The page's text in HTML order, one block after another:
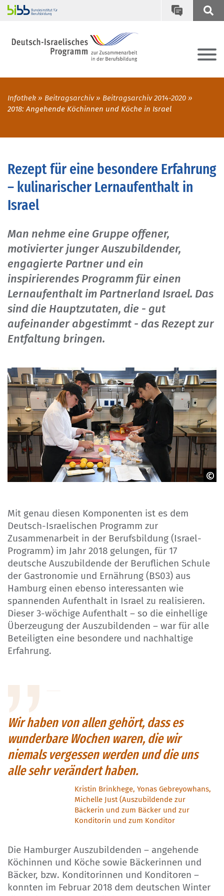
Infothek Beitragsarchiv
Beitragsarchiv 2014-2020
2018: Angehende Köchinnen und Köche in Israel
Rezept für eine besondere Erfahrung
– kulinarischer Lernaufenthalt in
Israel
Man nehme eine Gruppe offener,
motivierter junger Auszubildender,
engagierte Partner und ein
inspirierendes Programm für einen
Lernaufenthalt im Partnerland Israel. Das
sind die Hauptzutaten, die - gut
aufeinander abgestimmt - das Rezept zur
Entfaltung bringen.
Mit genau diesen Komponenten ist es dem
Deutsch-Israelischen Programm zur
Zusammenarbeit in der Berufsbildung (Israel-
Programm) im Jahr 2018 gelungen, für 17
deutsche Auszubildende der Beruflichen Schule
der Gastronomie und Ernährung (BS03) aus
Hamburg einen ebenso interessanten wie
spannenden Aufenthalt in Israel zu realisieren.
Dieser 3-wöchige Aufenthalt – so die einhellige
Überzeugung der Auszubildenden – war für alle
Beteiligten eine besondere und nachhaltige
Erfahrung.
Wir haben von allen gehört, dass es
wunderbare Wochen waren, die wir
niemals vergessen werden und die uns
alle sehr verändert haben.
Kristin Brinkhege, Yonas Gebreyowhans,
Michelle Just (Auszubildende zur
Bäckerin und zum Bäcker und zur
Konditorin und zum Konditor
Die Hamburger Auszubildenden – angehende
Köchinnen und Köche sowie Bäckerinnen und
Bäcker, bzw. Konditorinnen und Konditoren –
konnten im Februar 2018 dem deutschen Winter